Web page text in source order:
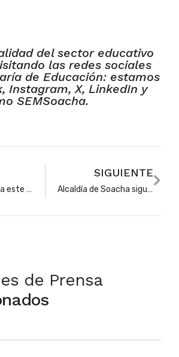
del sector educativo
las redes sociales
de Educación: estamos
Instagram, X, LinkedIn y
SEMSoacha.
Bachilleres: hasta este 9 de julio hay plazo para participar en la convocatoria ‘Transformado Vidas’
SIGUIENTE
Alcaldía de Soacha sigue recuperando entornos para el bienestar de niños y niñas en la ciudad
de Prensa